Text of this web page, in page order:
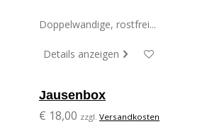
Doppelwandige, rostfrei...
Details anzeigen
Jausenbox
€ 18,00 zzgl. Versandkosten